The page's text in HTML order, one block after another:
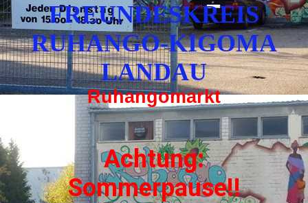
FREUNDESKREIS
RUHANGO-KIGOMA
LANDAU
Ruhangomarkt
Achtung:
Sommerpause!!